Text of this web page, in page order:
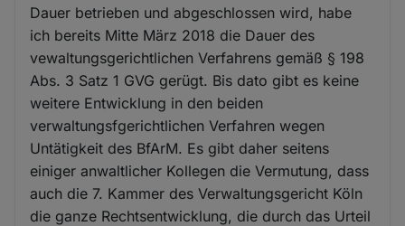
Dauer betrieben und abgeschlossen wird, habe
ich bereits Mitte März 2018 die Dauer des
vewaltungsgerichtlichen Verfahrens gemäß § 198
Abs. 3 Satz 1 GVG gerügt. Bis dato gibt es keine
weitere Entwicklung in den beiden
verwaltungsfgerichtlichen Verfahren wegen
Untätigkeit des BfArM. Es gibt daher seitens
einiger anwaltlicher Kollegen die Vermutung, dass
auch die 7. Kammer des Verwaltungsgericht Köln
die ganze Rechtsentwicklung, die durch das Urteil